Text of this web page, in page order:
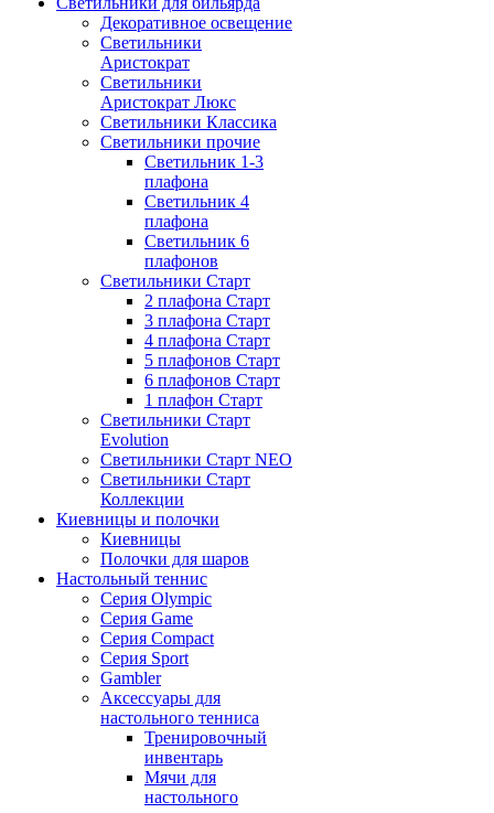
Декоративное освещение
Светильники
Аристократ
Светильники
Аристократ Люкс
Светильники Классика
Светильники прочие
Светильник 1-3
плафона
Светильник 4
плафона
Светильник 6
плафонов
Светильники Старт
2 плафона Старт
3 плафона Старт
4 плафона Старт
5 плафонов Старт
6 плафонов Старт
1 плафон Старт
Светильники Старт
Evolution
Светильники Старт NEO
Светильники Старт
Коллекции
Киевницы и полочки
Киевницы
Полочки для шаров
Настольный теннис
Серия Olympic
Серия Game
Серия Compact
Серия Sport
Gambler
Аксессуары для
настольного тенниса
Тренировочный
инвентарь
Мячи для
настольного